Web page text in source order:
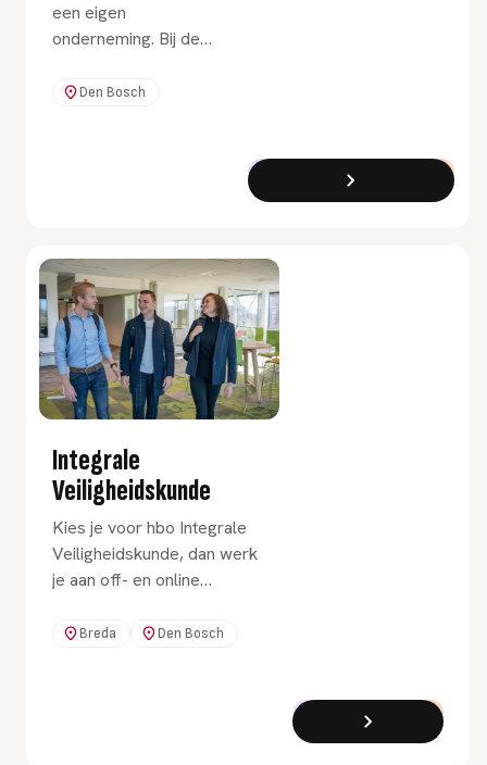
Associate Degree
een eigen
onderneming. Bij de
Ondernemerschap en
mindset.
Den Bosch
Integrale
Veiligheidskunde
Kies je voor hbo Integrale
Veiligheidskunde, dan werk
je aan off- en online
zorg je voor het
Breda Den Bosch